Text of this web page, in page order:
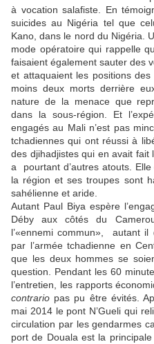
à vocation salafiste. En
suicides au Nigéria tel que
Kano, dans le nord du Nigéria.
mode opératoire qui rappelle
faisaient également sauter des
et attaquaient les positions
moins deux morts derrière
nature de la menace que
dans la sous-région. Et
engagés au Mali n’est pas
tchadiennes qui ont réussi à
des djihadjistes qui en avait fait
a pourtant d’autres atouts.
la région et ses troupes sont
sahélienne et aride.
Autant Paul Biya espère
Déby aux côtés du
l’«ennemi commun», autant
par l’armée tchadienne en
que les deux hommes se
question. Pendant les 60
l’entretien, les rapports
contrario pas pu être évités.
mai 2014 le pont N’Gueli qui
circulation par les gendarmes
port de Douala est la